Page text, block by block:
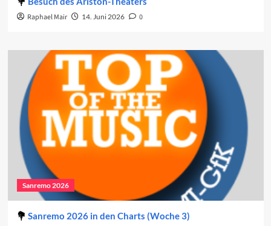
Raphael Mair 14. Juni 2026 0
Sanremo 2026
Sanremo 2026 in den Charts (Woche 3)